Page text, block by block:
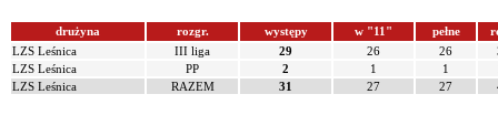
drużyna rozgr. występy w "11" pełne
LZS Leśnica
III liga 29 26 26
LZS Leśnica
PP 2 1 1
LZS Leśnica
RAZEM 31 27 27